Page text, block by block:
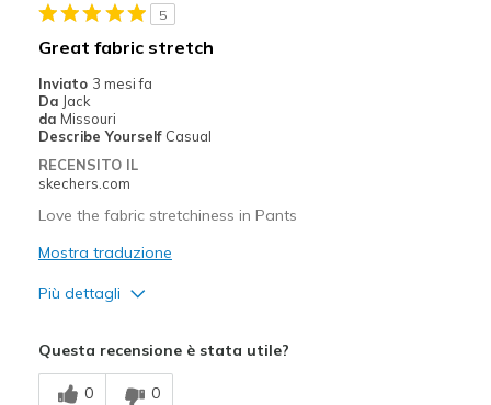
Width
Feels true to width
Sizing
Feels true to size
5
Great fabric stretch
Inviato 3 mesi fa
Da Jack
da Missouri
Describe Yourself Casual
RECENSITO IL
skechers.com
Love the fabric stretchiness in Pants
Mostra traduzione
Più dettagli
Stretchiness in Fabric is nice
Questa recensione è stata utile?
0 0